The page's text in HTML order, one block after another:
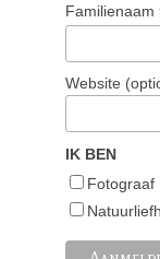
Familienaam
Website
IK BEN
Fotograaf